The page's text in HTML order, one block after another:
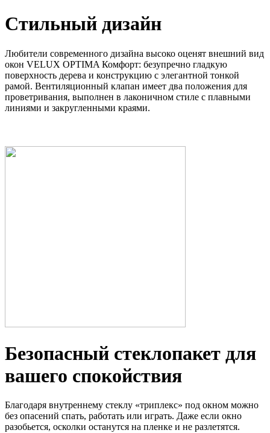
Стильный дизайн
Любители современного дизайна высоко оценят внешний вид
окон VELUX OPTIMA Комфорт: безупречно гладкую
поверхность дерева и конструкцию с элегантной тонкой
рамой. Вентиляционный клапан имеет два положения для
проветривания, выполнен в лаконичном стиле с плавными
линиями и закругленными краями.
Безопасный стеклопакет для
вашего спокойствия
Благодаря внутреннему стеклу «триплекс» под окном можно
без опасений спать, работать или играть. Даже если окно
разобьется, осколки останутся на пленке и не разлетятся.